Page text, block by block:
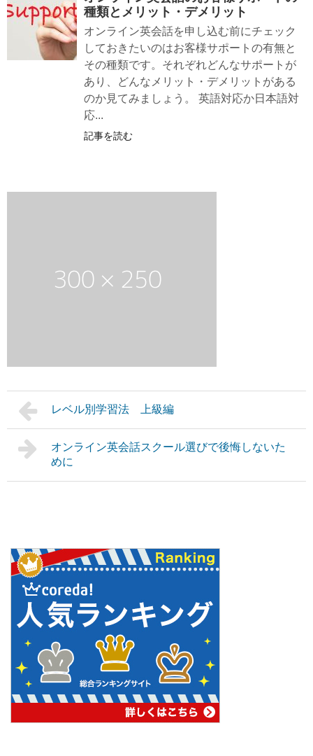
種類とメリット・デメリット
オンライン英会話を申し込む前にチェック
しておきたいのはお客様サポートの有無と
その種類です。それぞれどんなサポートが
あり、どんなメリット・デメリットがある
のか見てみましょう。 英語対応か日本語対
応...
記事を読む
レベル別学習法 上級編
オンライン英会話スクール選びで後悔しないた
めに